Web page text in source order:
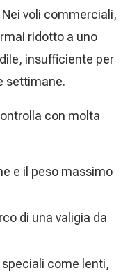
voli commerciali,
ridotto a uno
insufficiente per
settimane.
con molta
e il peso massimo
di una valigia da
come lenti,